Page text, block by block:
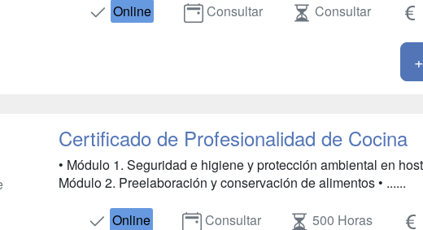
Online
Consultar Consultar
Certificado de Profesionalidad de Cocina
• Módulo 1. Seguridad e higiene y protección ambiental en
Módulo 2. Preelaboración y conservación de alimentos • ......
Online
Consultar 500 Horas